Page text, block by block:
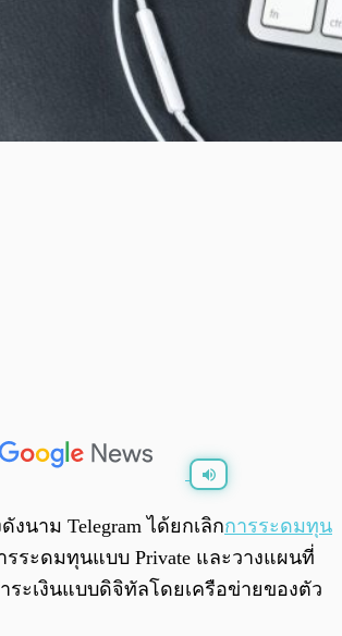
นาม Telegram ได้ยกเลิกการระดมทุน
รระดมทุนแบบ Private และวางแผนที่
ระเงินแบบดิจิทัลโดยเครือข่ายของตัว